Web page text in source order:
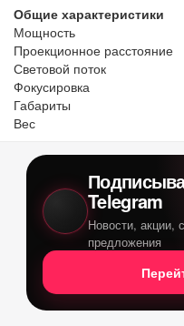
Общие характеристики
Мощность
Проекционное расстояние
Световой поток
Фокусировка
Габариты
Вес
Telegram
Новости, акции,
предложения